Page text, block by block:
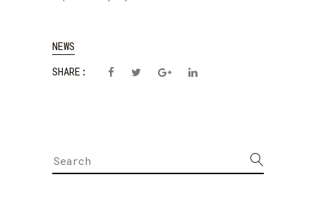
NEWS
SHARE:
Search
for: